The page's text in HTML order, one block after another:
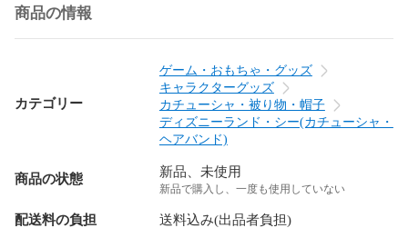
商品の情報
カテゴリー
ゲーム・おもちゃ・グッズ
キャラクターグッズ
カチューシャ・被り物・帽子
ディズニーランド・シー(カチューシャ・
ヘアバンド)
商品の状態 新品、未使用
新品で購入し、一度も使用していない
配送料の負担 送料込み(出品者負担)